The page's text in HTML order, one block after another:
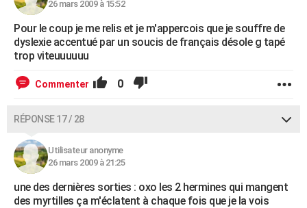
26 mars 2009 à 15:52
Pour le coup je me relis et je m'appercois que je souffre de
dyslexie accentué par un soucis de français désole g tapé
trop viteuuuuuu
Commenter 0
RÉPONSE 17 / 28
Utilisateur anonyme
26 mars 2009 à 21:25
une des dernières sorties : oxo les 2 hermines qui mangent
des myrtilles ça m'éclatent à chaque fois que je la vois